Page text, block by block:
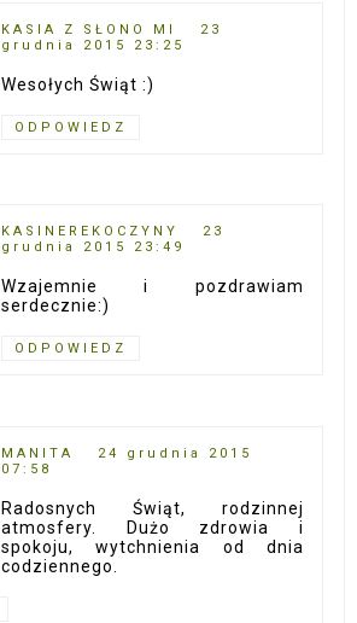
KASIA Z SŁONO MI
23
grudnia 2015 23:25
Wesołych Świąt :)
ODPOWIEDZ
KASINEREKOCZYNY
23
grudnia 2015 23:49
Wzajemnie i pozdrawiam
serdecznie:)
ODPOWIEDZ
MANITA
24 grudnia 2015
07:58
Radosnych Świąt, rodzinnej
atmosfery. Dużo zdrowia i
spokoju, wytchnienia od dnia
codziennego.